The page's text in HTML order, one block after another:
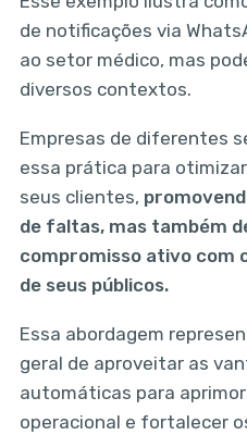
de notificações via
ao setor médico, mas
diversos contextos.
Empresas de diferentes
essa prática para
seus clientes,
de faltas, mas também
compromisso ativo com
de seus públicos.
Essa abordagem
geral de aproveitar as
automáticas para
operacional e fortalecer